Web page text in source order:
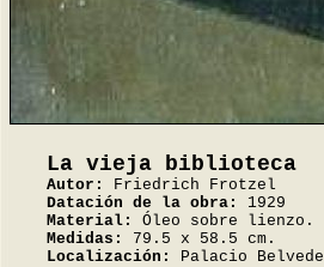
La vieja biblioteca
Autor:
Friedrich Frotzel
Datación de la obra:
1929
Material:
Óleo sobre lienzo.
Medidas:
79.5 x 58.5 cm.
Localización:
Palacio